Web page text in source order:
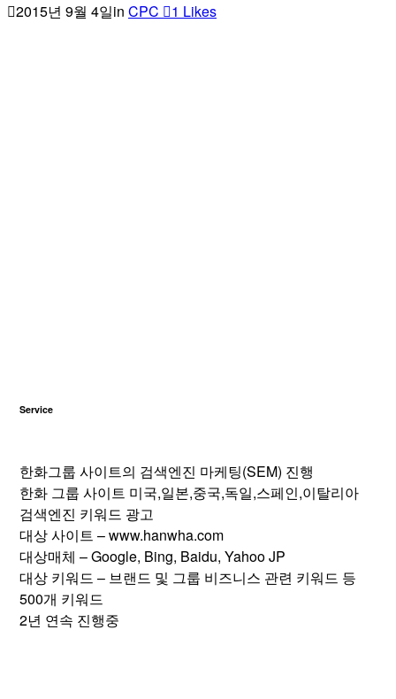
2015년 9월 4일in CPC 1 Likes
Service
한화그룹 사이트의 검색엔진 마케팅(SEM) 진행
한화 그룹 사이트 미국,일본,중국,독일,스페인,이탈리아
검색엔진 키워드 광고
대상 사이트 – www.hanwha.com
대상매체 – Google, Bing, Baidu, Yahoo JP
대상 키워드 – 브랜드 및 그룹 비즈니스 관련 키워드 등
500개 키워드
2년 연속 진행중